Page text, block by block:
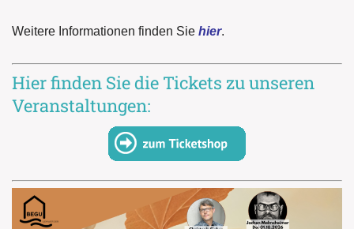
Weitere Informationen finden Sie hier.
Hier finden Sie die Tickets zu unseren
Veranstaltungen: